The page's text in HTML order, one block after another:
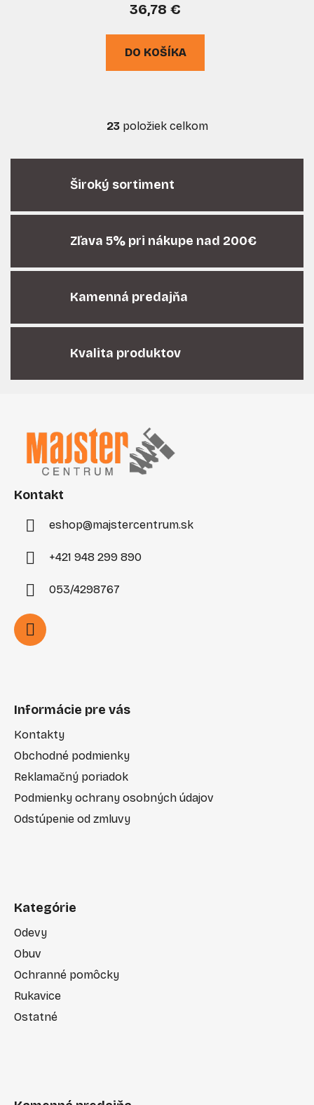
36,78 €
DO KOŠÍKA
O
l
á
a
i
p
v
v
p
23položiek celkom
Široký sortiment
Zľava 5% pri nákupe nad 200€
Kamenná predajňa
Kvalita produktov
Kontakt
eshop@majstercentrum.sk
+421 948 299 890
053/4298767
Informácie pre vás
Kontakty
Obchodné podmienky
Reklamačný poriadok
Podmienky ochrany osobných údajov
Odstúpenie od zmluvy
Kategórie
Odevy
Obuv
Ochranné pomôcky
Rukavice
Ostatné